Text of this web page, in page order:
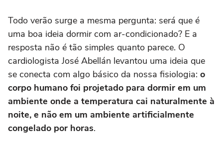
Todo verão surge a mesma pergunta: será que é
uma boa ideia dormir com ar-condicionado? E a
resposta não é tão simples quanto parece. O
cardiologista José Abellán levantou uma ideia que
se conecta com algo básico da nossa fisiologia: o
corpo humano foi projetado para dormir em um
ambiente onde a temperatura cai naturalmente à
noite, e não em um ambiente artificialmente
congelado por horas.